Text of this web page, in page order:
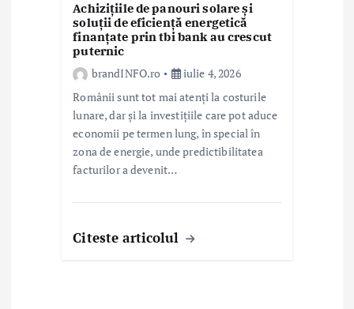
Achizițiile de panouri solare și
soluții de eficiență energetică
finanțate prin tbi bank au crescut
puternic
brandINFO.ro
iulie 4, 2026
Românii sunt tot mai atenți la costurile
lunare, dar și la investițiile care pot aduce
economii pe termen lung, în special în
zona de energie, unde predictibilitatea
facturilor a devenit…
Citeste articolul